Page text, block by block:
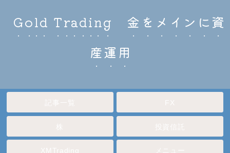
Gold Trading 金をメインに資
産運用